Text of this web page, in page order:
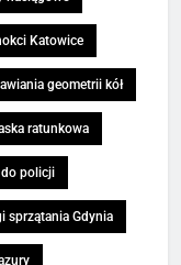
Katowice
geometrii kół
ratunkowa
policji
sprzątania Gdynia